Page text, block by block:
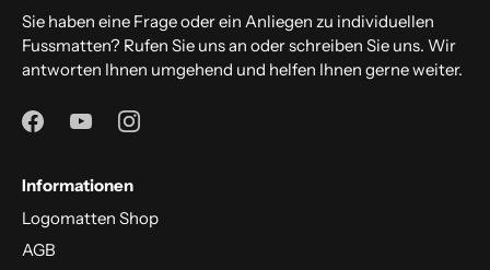
Sie haben eine Frage oder ein Anliegen zu individuellen
Fussmatten? Rufen Sie uns an oder schreiben Sie uns. Wir
antworten Ihnen umgehend und helfen Ihnen gerne weiter.
Informationen
Logomatten Shop
AGB